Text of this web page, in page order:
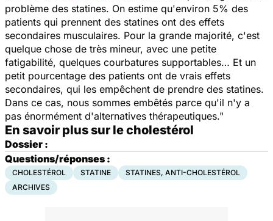
problème des statines. On estime qu'environ 5% des
patients qui prennent des statines ont des effets
secondaires musculaires. Pour la grande majorité, c'est
quelque chose de très mineur, avec une petite
fatigabilité, quelques courbatures supportables… Et un
petit pourcentage des patients ont de vrais effets
secondaires, qui les empêchent de prendre des statines.
Dans ce cas, nous sommes embêtés parce qu'il n'y a
pas énormément d'alternatives thérapeutiques."
En savoir plus sur le cholestérol
Dossier :
Questions/réponses :
CHOLESTÉROL STATINE
STATINES, ANTI-CHOLESTÉROL
ARCHIVES